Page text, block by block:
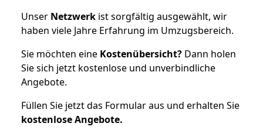
Unser Netzwerk ist sorgfältig ausgewählt, wir
haben viele Jahre Erfahrung im Umzugsbereich.
Sie möchten eine Kostenübersicht? Dann holen
Sie sich jetzt kostenlose und unverbindliche
Angebote.
Füllen Sie jetzt das Formular aus und erhalten Sie
kostenloseAngebote.